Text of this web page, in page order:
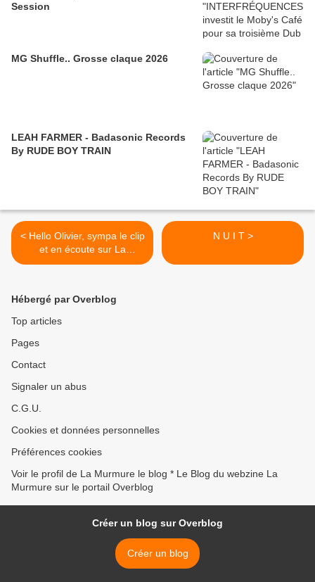
Session
MG Shuffle.. Grosse claque 2026
LEAH FARMER - Badasonic Records
By RUDE BOY TRAIN
< Hello Olivier, sympa le clip
et en écoute sur La
Murmure ;-)
N U I T >
Hébergé par Overblog
Top articles
Pages
Contact
Signaler un abus
C.G.U.
Cookies et données personnelles
Préférences cookies
Voir le profil de La Murmure le blog * Le Blog du webzine La
Murmure sur le portail Overblog
Créer un blog sur Overblog
Créer un blog